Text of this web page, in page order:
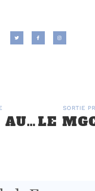
SALON AUTO MOTO RÉTRO DE ROUEN – 19 ET 20 SEPTEMBRE 2020
SORTIE